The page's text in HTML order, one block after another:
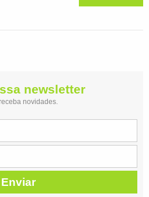
newsletter
novidades.
Enviar